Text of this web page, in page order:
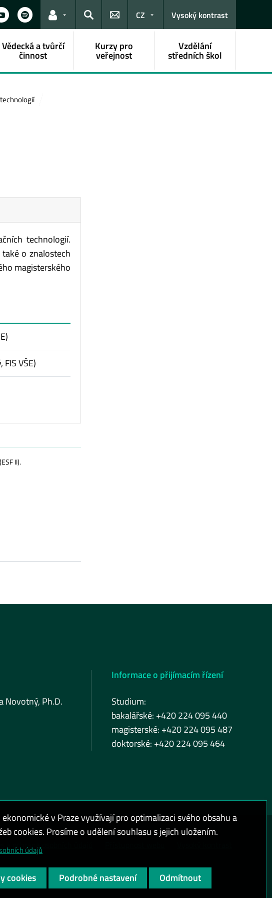
Odkazy pro uživatele
Hledat
CZ Vysoký kontrast
Vědecká a tvůrčí
činnost
Kurzy pro
veřejnost
Vzdělání
středních škol
technologií.
o znalostech
magisterského
VŠE)
II).
Novotný, Ph.D.
Informace o přijímacím řízení
Studium:
bakalářské: +420 224 095 440
magisterské: +420 224 095 487
doktorské: +420 224 095 464
a ochrana osobních údajů
v Praze
v Praze využívají pro optimalizaci svého obsahu a
cookies. Prosíme o udělení souhlasu s jejich uložením.
údajů
cookies Podrobné nastavení Odmítnout